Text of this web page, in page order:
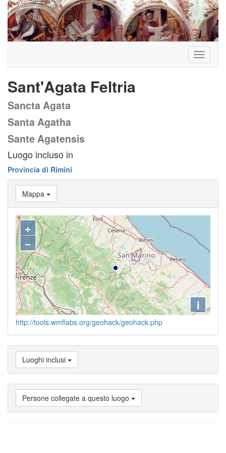
Toggle
Sant'Agata Feltria
Sancta Agata
Santa Agatha
Sante Agatensis
Luogo incluso in
Provincia di Rimini
Mappa
+
−
i
http://tools.wmflabs.org/geohack/geohack.php
Luoghi inclusi
Persone collegate a questo luogo